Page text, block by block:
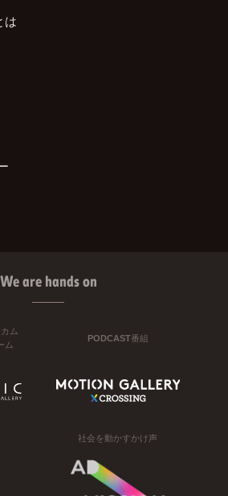
は
We are hands on
ム
ム
PODCAST番組
社会を動かすかけ声